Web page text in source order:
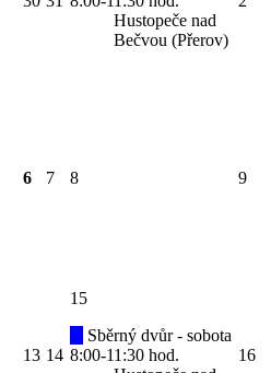
Hustopeče nad
Bečvou (Přerov)
6 7 8 9
13 14
15
Sběrný dvůr - sobota
8:00-11:30 hod.
16